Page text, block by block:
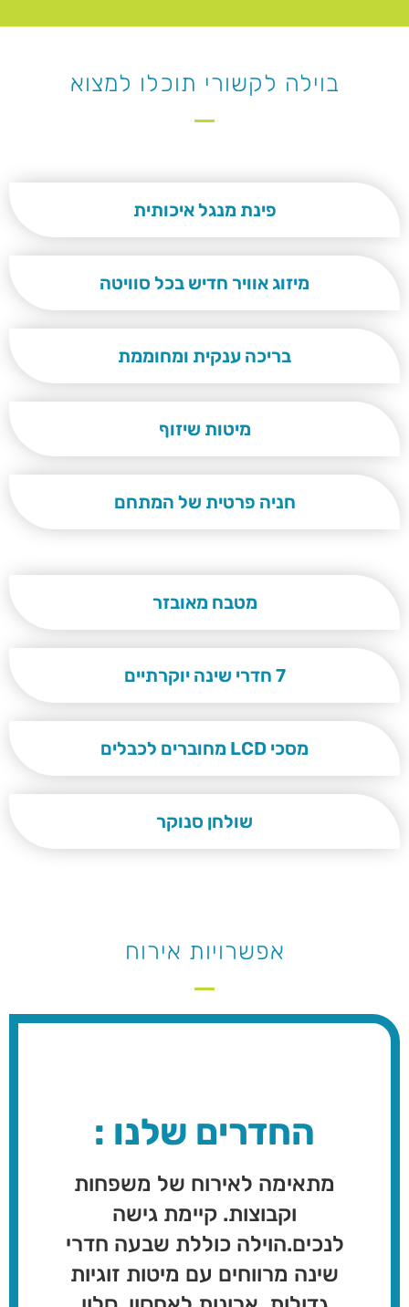
בוילה לקשורי תוכלו למצוא
פינת מנגל איכותית
מיזוג אוויר חדיש בכל סוויטה​
בריכה ענקית ומחוממת
מיטות שיזוף
חניה פרטית של המתחם
מטבח מאובזר
7 חדרי שינה יוקרתיים
מסכי LCD מחוברים לכבלים
שולחן סנוקר
אפשרויות אירוח
החדרים שלנו :
מתאימה לאירוח של משפחות
וקבוצות. קיימת גישה
לנכים.הוילה כוללת שבעה חדרי
שינה מרווחים עם מיטות זוגיות